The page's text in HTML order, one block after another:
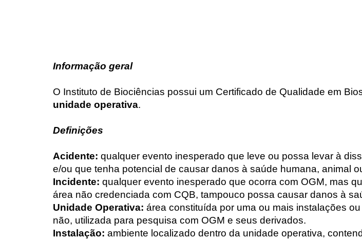
Informação geral
O Instituto de Biociências possui um Certificado de Qualidade em
unidade operativa.
Definições
Acidente: qualquer evento inesperado que leve ou possa levar à
e/ou que tenha potencial de causar danos à saúde humana, animal
Incidente: qualquer evento inesperado que ocorra com OGM, mas
área não credenciada com CQB, tampouco possa causar danos à
Unidade Operativa: área constituída por uma ou mais instalações
não, utilizada para pesquisa com OGM e seus derivados.
Instalação: ambiente localizado dentro da unidade operativa,